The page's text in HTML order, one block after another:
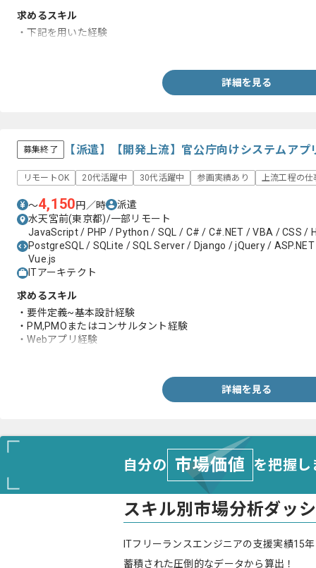
求めるスキル
・下記を用いた経験
詳細を見る
募集終了 【派遣】【開発上流】官公庁向けシステムア
リモートOK 20代活躍中 30代活躍中 参画実績あり 上流工程の仕
〜4,150円／時
派遣
水天宮前(東京都)/一部リモート
JavaScript / PHP / Python / SQL / C# / C#.NET / VBA / CSS /
PostgreSQL / SQLite / SQL Server / Django / jQuery /
Vue.js
ITアーキテクト
求めるスキル
・要件定義~基本設計経験
・PM,PMOまたはコンサルタント経験
・Webアプリ経験
詳細を見る
自分の 市場価値 を把握
スキル別市場分析ダッ
ITフリーランスエンジニアの支援実績15
蓄積された圧倒的なデータから算出！